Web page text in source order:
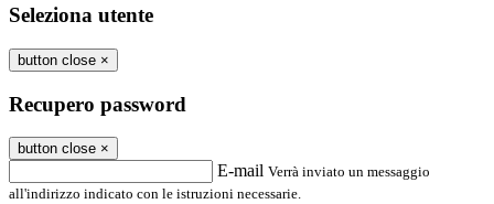
Seleziona utente
button close ×
Recupero password
button close ×
E-mail Verrà inviato un messaggio
all'indirizzo indicato con le istruzioni necessarie.